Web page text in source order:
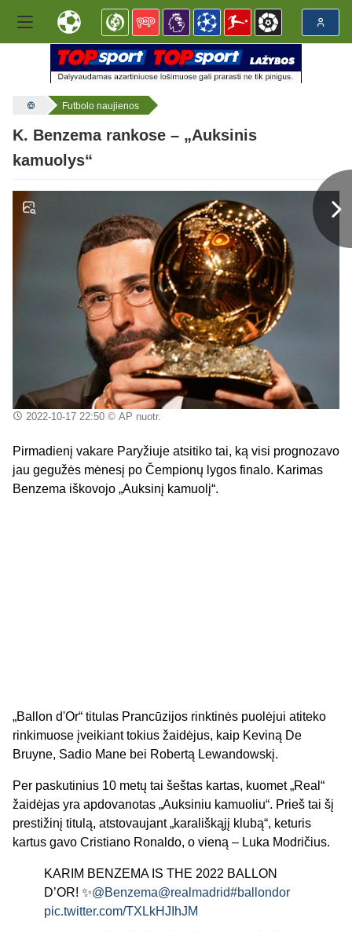
Futbolo naujienos
K. Benzema rankose – „Auksinis
kamuolys“
2022-10-17 22:50© AP nuotr.
Pirmadienį vakare Paryžiuje atsitiko tai, ką visi prognozavo
jau gegužės mėnesį po Čempionų lygos finalo. Karimas
Benzema iškovojo „Auksinį kamuolį“.
„Ballon d'Or“ titulas Prancūzijos rinktinės puolėjui atiteko
rinkimuose įveikiant tokius žaidėjus, kaip Keviną De
Bruyne, Sadio Mane bei Robertą Lewandowskį.
Per paskutinius 10 metų tai šeštas kartas, kuomet „Real“
žaidėjas yra apdovanotas „Auksiniu kamuoliu“. Prieš tai šį
prestižinį titulą, atstovaujant „karališkąjį klubą“, keturis
kartus gavo Cristiano Ronaldo, o vieną – Luka Modričius.
KARIM BENZEMA IS THE 2022 BALLON
D’OR! ✨@Benzema@realmadrid#ballondor
pic.twitter.com/TXLkHJIhJM